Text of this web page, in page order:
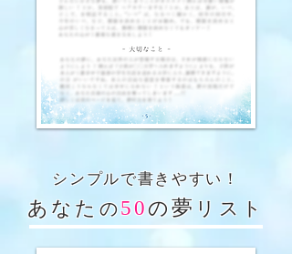
シンプルで書きやすい！
あなた の50の夢 リスト